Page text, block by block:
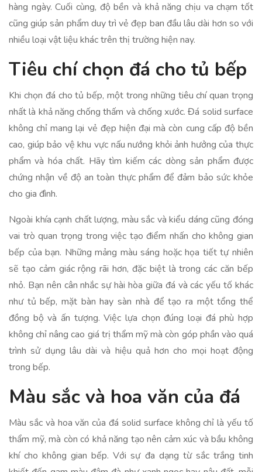
hàng ngày. Cuối cùng, độ bền và khả năng chịu va chạm tốt
cũng giúp sản phẩm duy trì vẻ đẹp ban đầu lâu dài hơn so với
nhiều loại vật liệu khác trên thị trường hiện nay.
Tiêu chí chọn đá cho tủ bếp
Khi chọn đá cho tủ bếp, một trong những tiêu chí quan trọng
nhất là khả năng chống thấm và chống xước. Đá solid surface
không chỉ mang lại vẻ đẹp hiện đại mà còn cung cấp độ bền
cao, giúp bảo vệ khu vực nấu nướng khỏi ảnh hưởng của thực
phẩm và hóa chất. Hãy tìm kiếm các dòng sản phẩm được
chứng nhận về độ an toàn thực phẩm để đảm bảo sức khỏe
cho gia đình.
Ngoài khía cạnh chất lượng, màu sắc và kiểu dáng cũng đóng
vai trò quan trọng trong việc tạo điểm nhấn cho không gian
bếp của bạn. Những mảng màu sáng hoặc họa tiết tự nhiên
sẽ tạo cảm giác rộng rãi hơn, đặc biệt là trong các căn bếp
nhỏ. Bạn nên cân nhắc sự hài hòa giữa đá và các yếu tố khác
như tủ bếp, mặt bàn hay sàn nhà để tạo ra một tổng thể
đồng bộ và ấn tượng. Việc lựa chọn đúng loại đá phù hợp
không chỉ nâng cao giá trị thẩm mỹ mà còn góp phần vào quá
trình sử dụng lâu dài và hiệu quả hơn cho mọi hoạt động
trong bếp.
Màu sắc và hoa văn của đá
Màu sắc và hoa văn của đá solid surface không chỉ là yếu tố
thẩm mỹ, mà còn có khả năng tạo nên cảm xúc và bầu không
khí cho không gian bếp. Với sự đa dạng từ sắc trắng tinh